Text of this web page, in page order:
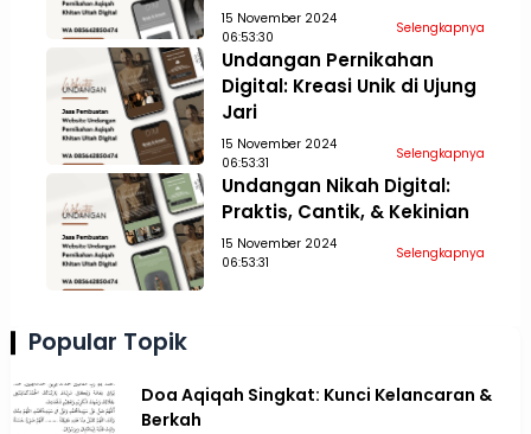
15 November 2024
06:53:30
Selengkapnya
Undangan Pernikahan
Digital: Kreasi Unik di Ujung
Jari
15 November 2024
06:53:31
Selengkapnya
Undangan Nikah Digital:
Praktis, Cantik, & Kekinian
15 November 2024
06:53:31
Selengkapnya
Popular Topik
Doa Aqiqah Singkat: Kunci Kelancaran &
Berkah